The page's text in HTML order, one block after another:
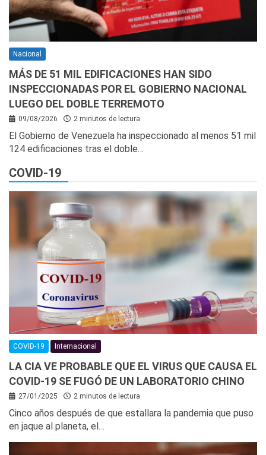
Nacional
MÁS DE 51 MIL EDIFICACIONES HAN SIDO
INSPECCIONADAS POR EL GOBIERNO NACIONAL
LUEGO DEL DOBLE TERREMOTO
09/08/2026 2 minutos de lectura
El Gobierno de Venezuela ha inspeccionado al menos 51 mil
124 edificaciones tras el doble…
COVID-19
COVID-19 Internacional
LA CIA VE PROBABLE QUE EL VIRUS QUE CAUSA EL
COVID-19 SE FUGÓ DE UN LABORATORIO CHINO
27/01/2025 2 minutos de lectura
Cinco años después de que estallara la pandemia que puso
en jaque al planeta, el…